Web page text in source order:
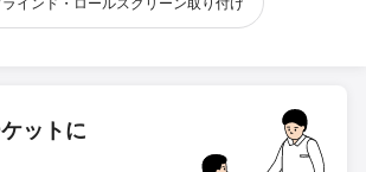
ットに